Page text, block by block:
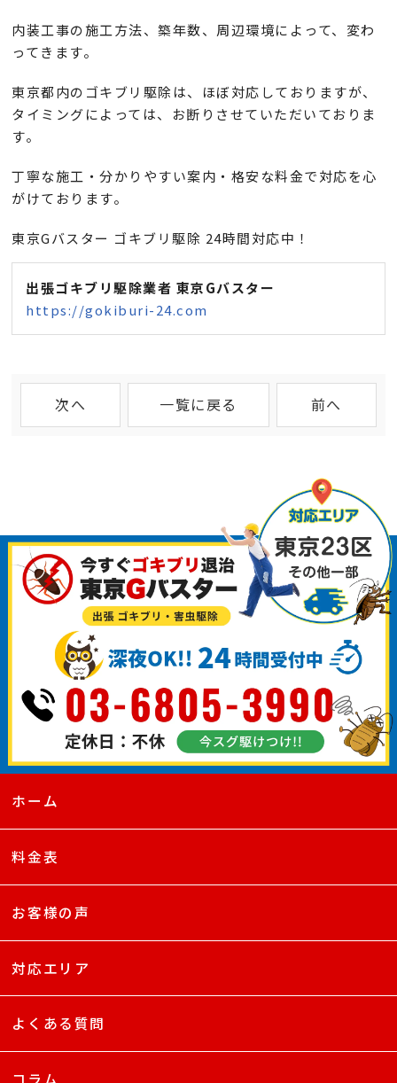
内装工事の施工方法、築年数、周辺環境によって、変わ
ってきます。
東京都内のゴキブリ駆除は、ほぼ対応しておりますが、
タイミングによっては、お断りさせていただいておりま
す。
丁寧な施工・分かりやすい案内・格安な料金で対応を心
がけております。
東京Gバスター ゴキブリ駆除 24時間対応中！
出張ゴキブリ駆除業者 東京Gバスター
https://gokiburi-24.com
次へ 一覧に戻る 前へ
ホーム
料金表
お客様の声
対応エリア
よくある質問